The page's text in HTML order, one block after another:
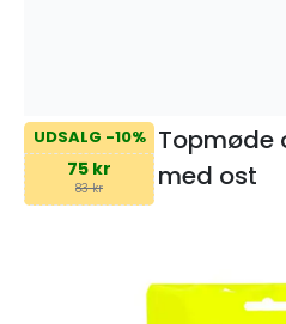
UDSALG -10%
75 kr
83 kr
Topmøde
med ost